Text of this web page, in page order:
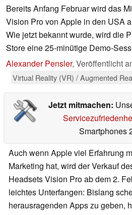
Bereits Anfang Februar wird das
Vision Pro von Apple in den USA
Wie jetzt bekannt wurde, wird die
Store eine 25-minütige Demo-
Alexander Pensler, Veröffentlicht
Virtual Reality (VR) / Augmented
Jetzt mitmachen:
Smartphones
Auch wenn Apple viel Erfahrung
Marketing hat, wird der Verkauf
Headsets Vision Pro ab dem 2.
leichtes Unterfangen: Bislang
herausragenden Apps zu geben,